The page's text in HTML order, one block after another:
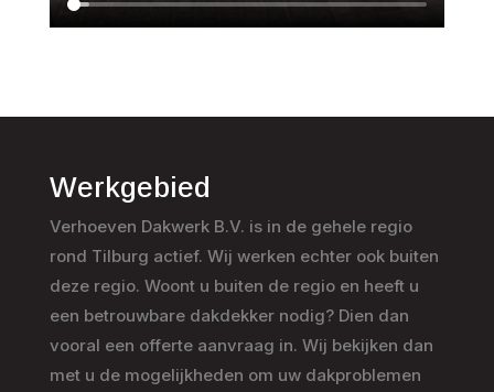
Werkgebied
Verhoeven Dakwerk B.V. is in de gehele regio
rond Tilburg actief. Wij werken echter ook buiten
deze regio. Woont u buiten de regio en heeft u
een betrouwbare dakdekker nodig? Dien dan
vooral een offerte aanvraag in. Wij bekijken dan
met u de mogelijkheden om uw dakproblemen